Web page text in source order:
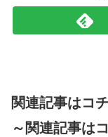
関連記事はコ
～関連記事は